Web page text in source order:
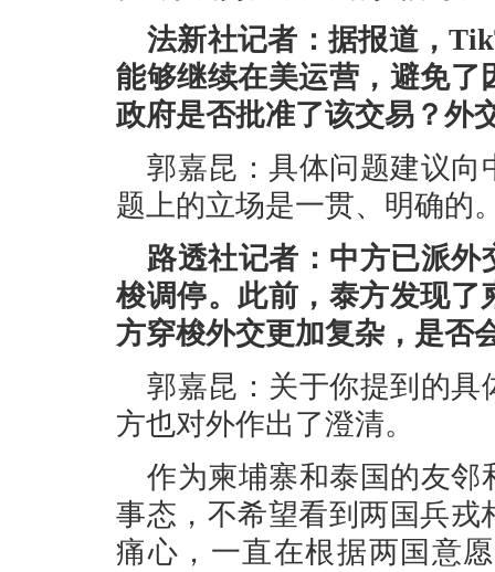
法新社记者：据报道，
能够继续在美运营，避免
政府是否批准了该交易？外
郭嘉昆：具体问题建议向
题上的立场是一贯、明确的
路透社记者：中方已派
梭调停。此前，泰方发现
方穿梭外交更加复杂，是否
郭嘉昆：关于你提到的具
方也对外作出了澄清。
作为柬埔寨和泰国的友邻
事态，不希望看到两国兵
痛心，一直在根据两国意